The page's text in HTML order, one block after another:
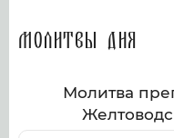
Молитвы дня
Молитва